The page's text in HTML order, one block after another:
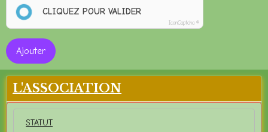
CLIQUEZ POUR VALIDER
IconCaptcha ©
Ajouter
L'ASSOCIATION
STATUT